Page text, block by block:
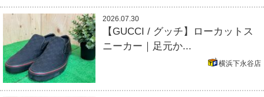
2026.07.30
【GUCCI / グッチ】ローカットス
ニーカー｜足元か...
横浜下永谷店